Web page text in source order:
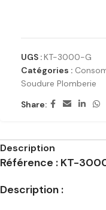
UGS :KT-3000-G
Catégories :
Soudure Plomberie
Share:
Description
Référence : KT-
Description :